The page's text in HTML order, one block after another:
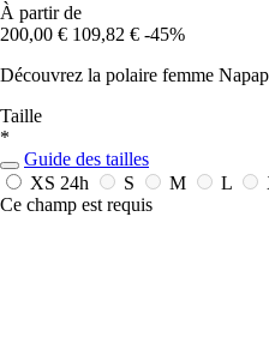
À partir de
200,00 € 109,82 € -45%
Découvrez la polaire femme
Taille
*
Guide des tailles
XS 24h S M L
Ce champ est requis